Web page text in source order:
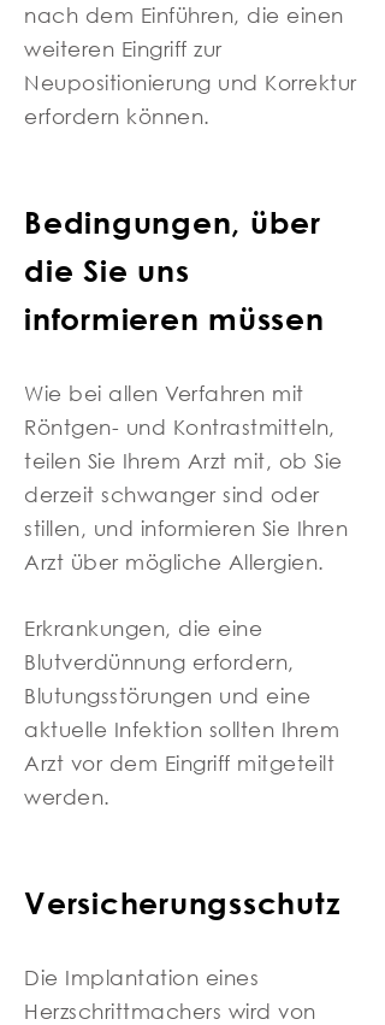
nach dem Einführen, die einen
weiteren Eingriff zur
Neupositionierung und Korrektur
erfordern können.
Bedingungen, über
die Sie uns
informieren müssen
Wie bei allen Verfahren mit
Röntgen- und Kontrastmitteln,
teilen Sie Ihrem Arzt mit, ob Sie
derzeit schwanger sind oder
stillen, und informieren Sie Ihren
Arzt über mögliche Allergien.
Erkrankungen, die eine
Blutverdünnung erfordern,
Blutungsstörungen und eine
aktuelle Infektion sollten Ihrem
Arzt vor dem Eingriff mitgeteilt
werden.
Versicherungsschutz
Die Implantation eines
Herzschrittmachers wird von